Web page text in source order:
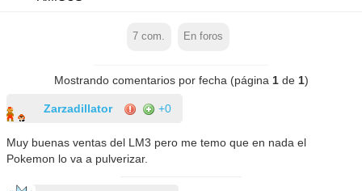
7 com. En foros
Mostrando comentarios por fecha (página 1de 1)
Zarzadillator +0
Muy buenas ventas del LM3 pero me temo que en nada el
Pokemon lo va a pulverizar.